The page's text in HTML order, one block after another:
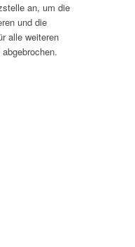
an, um die
und die
alle weiteren